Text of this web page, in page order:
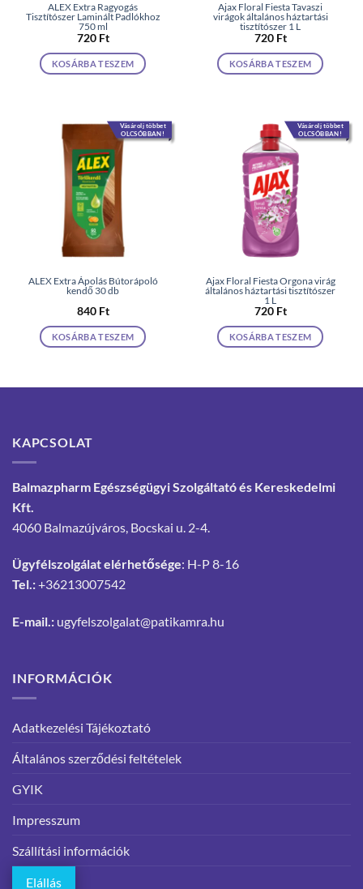
ALEX Extra Ragyogás
Tisztítószer Laminált Padlókhoz
750 ml
720 Ft
KOSÁRBA TESZEM
Ajax Floral Fiesta Tavaszi
virágok általános háztartási
tisztítószer 1 L
720 Ft
KOSÁRBA TESZEM
Vásárolj többet
OLCSÓBBAN!
ALEX Extra Ápolás Bútorápoló
kendő 30 db
840 Ft
KOSÁRBA TESZEM
Vásárolj többet
OLCSÓBBAN!
Ajax Floral Fiesta Orgona virág
általános háztartási tisztítószer
1 L
720 Ft
KOSÁRBA TESZEM
KAPCSOLAT
Balmazpharm Egészségügyi Szolgáltató és Kereskedelmi
Kft.
4060 Balmazújváros, Bocskai u. 2-4.
Ügyfélszolgálat elérhetősége: H-P 8-16
Tel.:+36213007542
E-mail.: ugyfelszolgalat@patikamra.hu
INFORMÁCIÓK
Adatkezelési Tájékoztató
Általános szerződési feltételek
GYIK
Impresszum
Szállítási információk
Elállás